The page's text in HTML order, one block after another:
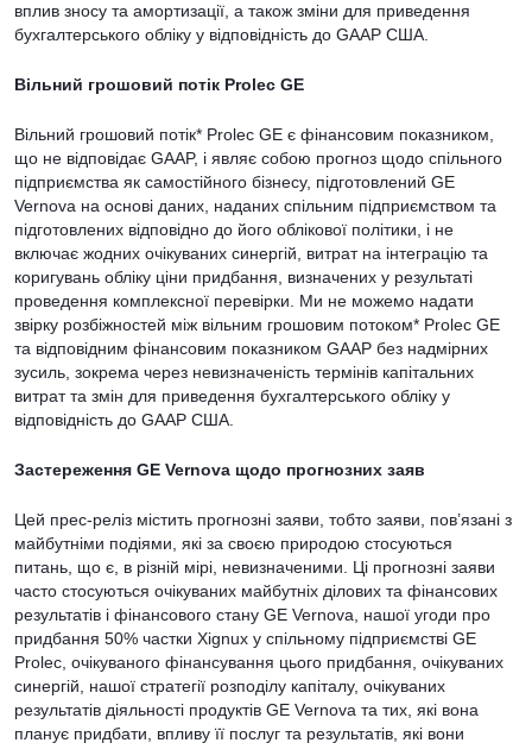
вплив зносу та амортизації, а також зміни для приведення
бухгалтерського обліку у відповідність до GAAP США.
Вільний грошовий потік Prolec GE
Вільний грошовий потік* Prolec GE є фінансовим показником,
що не відповідає GAAP, і являє собою прогноз щодо спільного
підприємства як самостійного бізнесу, підготовлений GE
Vernova на основі даних, наданих спільним підприємством та
підготовлених відповідно до його облікової політики, і не
включає жодних очікуваних синергій, витрат на інтеграцію та
коригувань обліку ціни придбання, визначених у результаті
проведення комплексної перевірки. Ми не можемо надати
звірку розбіжностей між вільним грошовим потоком* Prolec GE
та відповідним фінансовим показником GAAP без надмірних
зусиль, зокрема через невизначеність термінів капітальних
витрат та змін для приведення бухгалтерського обліку у
відповідність до GAAP США.
Застереження GE Vernova щодо прогнозних заяв
Цей прес-реліз містить прогнозні заяви, тобто заяви, пов’язані з
майбутніми подіями, які за своєю природою стосуються
питань, що є, в різній мірі, невизначеними. Ці прогнозні заяви
часто стосуються очікуваних майбутніх ділових та фінансових
результатів і фінансового стану GE Vernova, нашої угоди про
придбання 50% частки Xignux у спільному підприємстві GE
Prolec, очікуваного фінансування цього придбання, очікуваних
синергій, нашої стратегії розподілу капіталу, очікуваних
результатів діяльності продуктів GE Vernova та тих, які вона
планує придбати, впливу її послуг та результатів, які вони